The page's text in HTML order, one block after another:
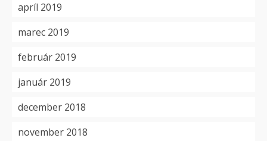
apríl 2019
marec 2019
február 2019
január 2019
december 2018
november 2018